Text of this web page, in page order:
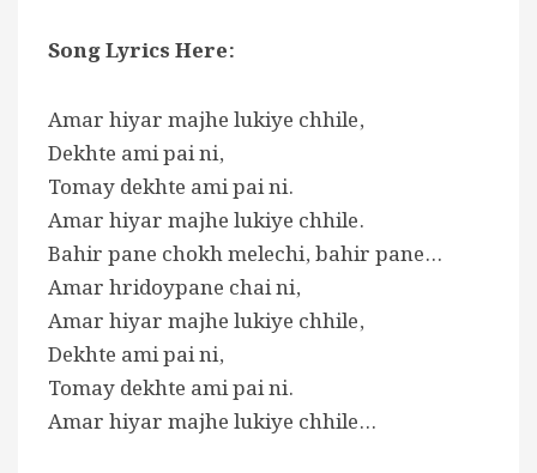
Song Lyrics Here:
Amar hiyar majhe lukiye chhile,
Dekhte ami pai ni,
Tomay dekhte ami pai ni.
Amar hiyar majhe lukiye chhile.
Bahir pane chokh melechi, bahir pane…
Amar hridoypane chai ni,
Amar hiyar majhe lukiye chhile,
Dekhte ami pai ni,
Tomay dekhte ami pai ni.
Amar hiyar majhe lukiye chhile…